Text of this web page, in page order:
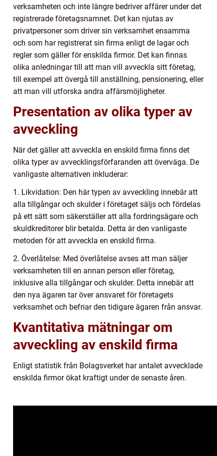
verksamheten och inte längre bedriver affärer under det
registrerade företagsnamnet. Det kan njutas av
privatpersoner som driver sin verksamhet ensamma
och som har registrerat sin firma enligt de lagar och
regler som gäller för enskilda firmor. Det kan finnas
olika anledningar till att man vill avveckla sitt företag,
till exempel att övergå till anställning, pensionering, eller
att man vill utforska andra affärsmöjligheter.
Presentation av olika typer av
avveckling
När det gäller att avveckla en enskild firma finns det
olika typer av avvecklingsförfaranden att överväga. De
vanligaste alternativen inkluderar:
1. Likvidation: Den här typen av avveckling innebär att
alla tillgångar och skulder i företaget säljs och fördelas
på ett sätt som säkerställer att alla fordringsägare och
skuldkreditorer blir betalda. Detta är den vanligaste
metoden för att avveckla en enskild firma.
2. Överlåtelse: Med överlåtelse avses att man säljer
verksamheten till en annan person eller företag,
inklusive alla tillgångar och skulder. Detta innebär att
den nya ägaren tar över ansvaret för företagets
verksamhet och befriar den tidigare ägaren från ansvar.
Kvantitativa mätningar om
avveckling av enskild firma
Enligt statistik från Bolagsverket har antalet avvecklade
enskilda firmor ökat kraftigt under de senaste åren.